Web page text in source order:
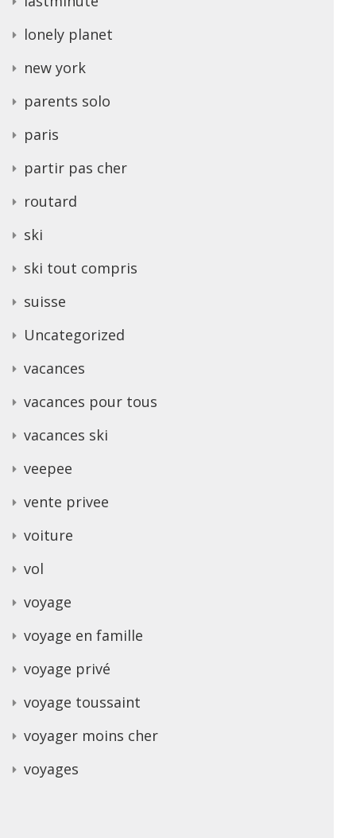
lonely planet
new york
parents solo
paris
partir pas cher
routard
ski
ski tout compris
suisse
Uncategorized
vacances
vacances pour tous
vacances ski
veepee
vente privee
voiture
vol
voyage
voyage en famille
voyage privé
voyage toussaint
voyager moins cher
voyages